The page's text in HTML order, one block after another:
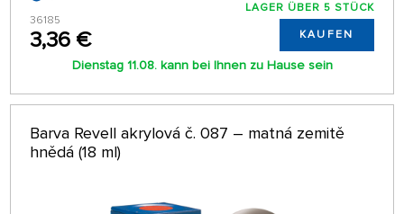
36185
3,36 €
LAGER ÜBER 5 STÜCK
KAUFEN
Dienstag 11.08. kann bei Ihnen zu Hause sein
Barva Revell akrylová č. 087 – matná zemitě
hnědá (18 ml)